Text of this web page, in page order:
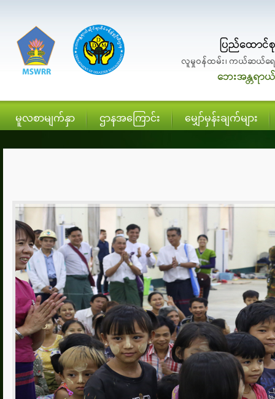
မူလစာမျက်နှာ ဌာနအကြောင်း မျှော်မှန်းချက်များ